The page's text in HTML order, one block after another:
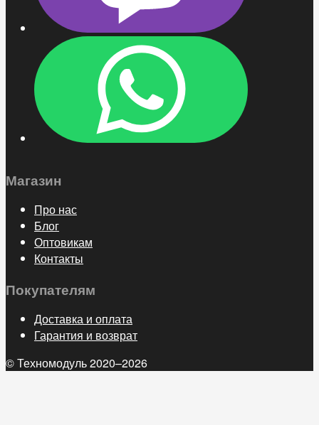
Магазин
Про нас
Блог
Оптовикам
Контакты
Покупателям
Доставка и оплата
Гарантия и возврат
© Техномодуль 2020–2026